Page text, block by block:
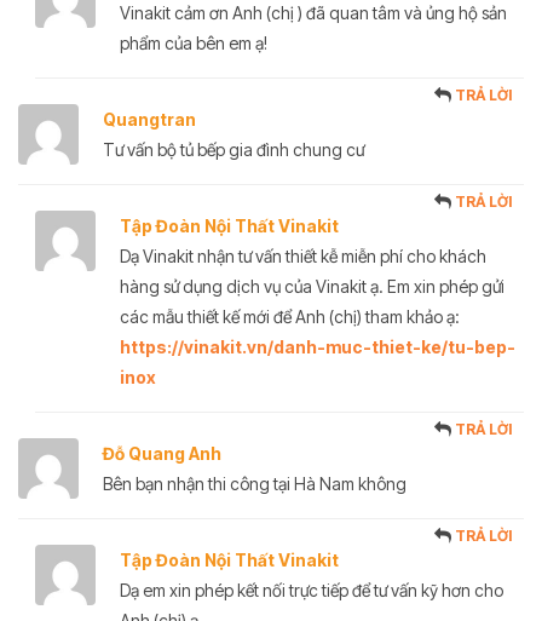
Vinakit cảm ơn Anh (chị ) đã quan tâm và ủng hộ sản
phẩm của bên em ạ!
Quangtran
TRẢ LỜI
Tư vấn bộ tủ bếp gia đình chung cư
Tập Đoàn Nội Thất Vinakit
TRẢ LỜI
Dạ Vinakit nhận tư vấn thiết kễ miễn phí cho khách
hàng sử dụng dịch vụ của Vinakit ạ. Em xin phép gửi
các mẫu thiết kế mới để Anh (chị) tham khảo ạ:
https://vinakit.vn/danh-muc-thiet-ke/tu-bep-
inox
Đỗ Quang Anh
TRẢ LỜI
Bên bạn nhận thi công tại Hà Nam không
Tập Đoàn Nội Thất Vinakit
TRẢ LỜI
Dạ em xin phép kết nối trực tiếp để tư vấn kỹ hơn cho